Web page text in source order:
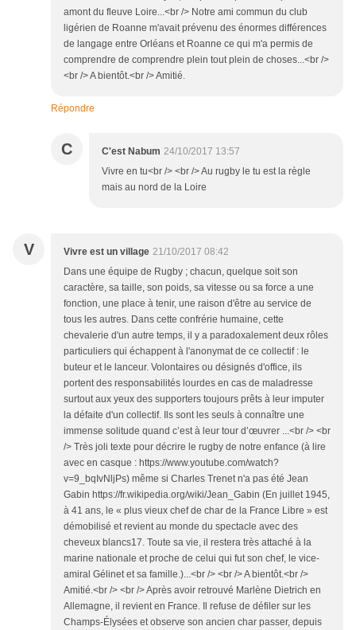
amont du fleuve Loire...<br /> Notre ami commun du club
ligérien de Roanne m'avait prévenu des énormes différences
de langage entre Orléans et Roanne ce qui m'a permis de
comprendre de comprendre plein tout plein de choses...<br />
<br /> A bientôt.<br /> Amitié.
Répondre
C C'est Nabum 24/10/2017 13:57
Vivre en tu<br /> <br /> Au rugby le tu est la règle
mais au nord de la Loire
V Vivre est un village 21/10/2017 08:42
Dans une équipe de Rugby ; chacun, quelque soit son
caractère, sa taille, son poids, sa vitesse ou sa force a une
fonction, une place à tenir, une raison d'être au service de
tous les autres. Dans cette confrérie humaine, cette
chevalerie d'un autre temps, il y a paradoxalement deux rôles
particuliers qui échappent à l'anonymat de ce collectif : le
buteur et le lanceur. Volontaires ou désignés d'office, ils
portent des responsabilités lourdes en cas de maladresse
surtout aux yeux des supporters toujours prêts à leur imputer
la défaite d'un collectif. Ils sont les seuls à connaître une
immense solitude quand c’est à leur tour d’œuvrer ...<br /> <br
/> Très joli texte pour décrire le rugby de notre enfance (à lire
avec en casque : https://www.youtube.com/watch?
v=9_bqIvNljPs) même si Charles Trenet n'a pas été Jean
Gabin https://fr.wikipedia.org/wiki/Jean_Gabin (En juillet 1945,
à 41 ans, le « plus vieux chef de char de la France Libre » est
démobilisé et revient au monde du spectacle avec des
cheveux blancs17. Toute sa vie, il restera très attaché à la
marine nationale et proche de celui qui fut son chef, le vice-
amiral Gélinet et sa famille.)...<br /> <br /> A bientôt.<br />
Amitié.<br /> <br /> Après avoir retrouvé Marlène Dietrich en
Allemagne, il revient en France. Il refuse de défiler sur les
Champs-Élysées et observe son ancien char passer, depuis